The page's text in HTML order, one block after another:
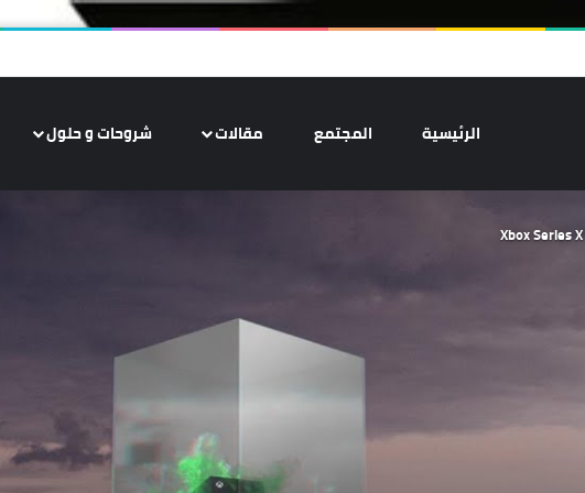
الرئيسية المجتمع مقالات شروحات و حلول